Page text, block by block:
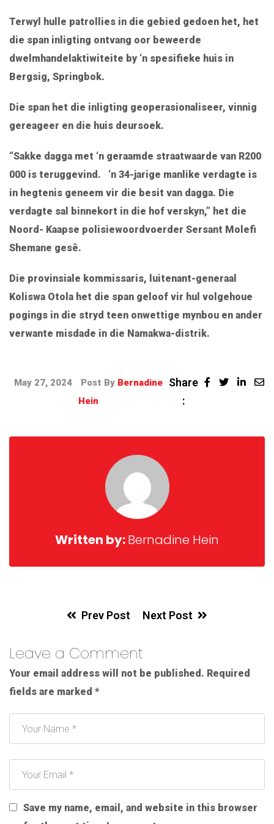
Terwyl hulle patrollies in die gebied gedoen het, het
die span inligting ontvang oor beweerde
dwelmhandelaktiwiteite by ‘n spesifieke huis in
Bergsig, Springbok.
Die span het die inligting geoperasionaliseer, vinnig
gereageer en die huis deursoek.
“Sakke dagga met ‘n geraamde straatwaarde van R200
000 is teruggevind. ‘n 34-jarige manlike verdagte is
in hegtenis geneem vir die besit van dagga. Die
verdagte sal binnekort in die hof verskyn,” het die
Noord- Kaapse polisiewoordvoerder Sersant Molefi
Shemane gesê.
Die provinsiale kommissaris, luitenant-generaal
Koliswa Otola het die span geloof vir hul volgehoue
pogings in die stryd teen onwettige mynbou en ander
verwante misdade in die Namakwa-distrik.
May 27, 2024 Post By Bernadine
Hein
Share
:
Written by:Bernadine Hein
Prev Post Next Post
Leave a Comment
Your email address will not be published. Required
fields are marked *
Save my name, email, and website in this browser